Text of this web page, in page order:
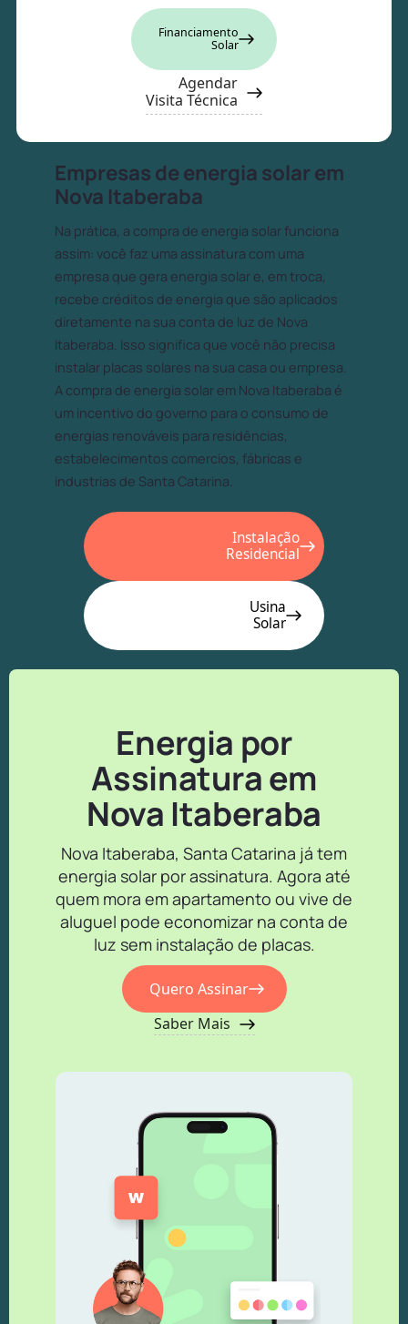
Financiamento
Solar
Agendar
Visita Técnica
Empresas de energia solar em
Nova Itaberaba
Na prática, a compra de energia solar funciona
assim: você faz uma assinatura com uma
empresa que gera energia solar e, em troca,
recebe créditos de energia que são aplicados
diretamente na sua conta de luz de Nova
Itaberaba. Isso significa que você não precisa
instalar placas solares na sua casa ou empresa.
A compra de energia solar em Nova Itaberaba é
um incentivo do governo para o consumo de
energias renováveis para residências,
estabelecimentos comercios, fábricas e
industrias de Santa Catarina.
Instalação
Residencial
Usina
Solar
Energia por
Assinatura em
Nova Itaberaba
Nova Itaberaba, Santa Catarina já tem
energia solar por assinatura. Agora até
quem mora em apartamento ou vive de
aluguel pode economizar na conta de
luz sem instalação de placas.
Quero Assinar
Saber Mais